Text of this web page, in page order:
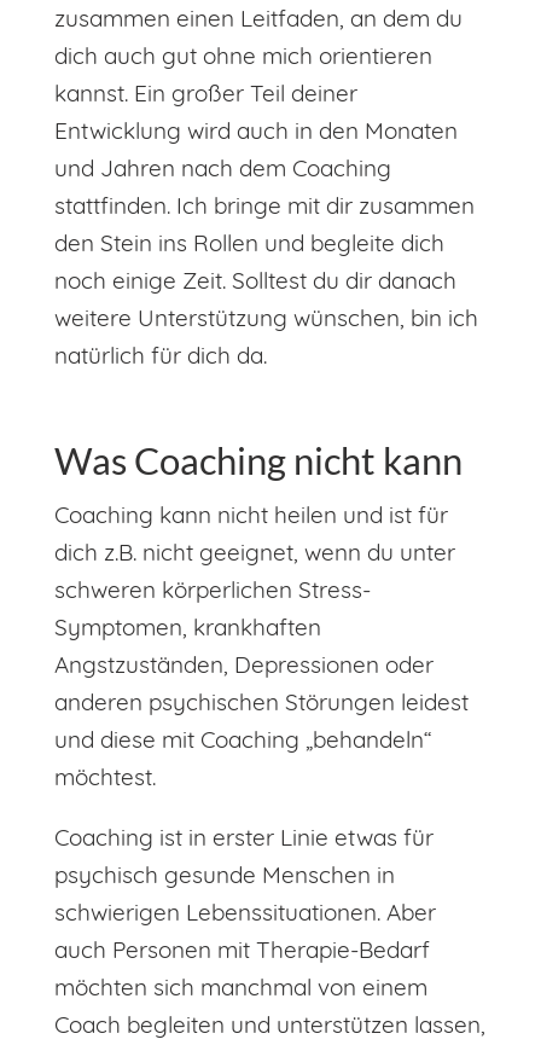
zusammen einen Leitfaden, an dem du
dich auch gut ohne mich orientieren
kannst. Ein großer Teil deiner
Entwicklung wird auch in den Monaten
und Jahren nach dem Coaching
stattfinden. Ich bringe mit dir zusammen
den Stein ins Rollen und begleite dich
noch einige Zeit. Solltest du dir danach
weitere Unterstützung wünschen, bin ich
natürlich für dich da.
Was Coaching nicht kann
Coaching kann nicht heilen und ist für
dich z.B. nicht geeignet, wenn du unter
schweren körperlichen Stress-
Symptomen, krankhaften
Angstzuständen, Depressionen oder
anderen psychischen Störungen leidest
und diese mit Coaching „behandeln“
möchtest.
Coaching ist in erster Linie etwas für
psychisch gesunde Menschen in
schwierigen Lebenssituationen. Aber
auch Personen mit Therapie-Bedarf
möchten sich manchmal von einem
Coach begleiten und unterstützen lassen,